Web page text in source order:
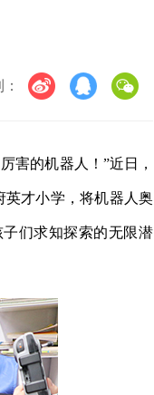
害的机器人！”近日，
英才小学，将机器人奥
们求知探索的无限潜